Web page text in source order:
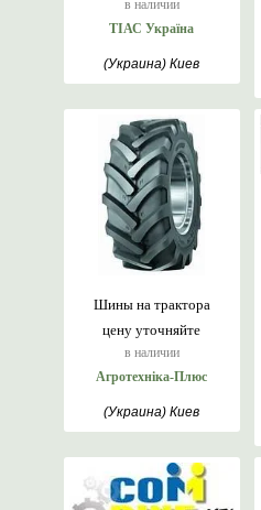
в наличии
ТІАС Україна
(Украина) Киев
цену уточняйте
в наличии
Шины на трактора
Агротехніка-Плюс
(Украина) Киев